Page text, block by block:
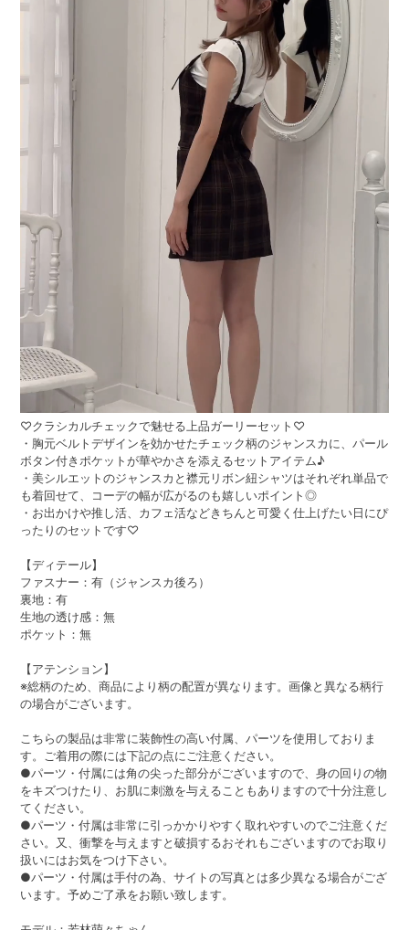
♡クラシカルチェックで魅せる上品ガーリーセット♡
・胸元ベルトデザインを効かせたチェック柄のジャンスカに、パール
ボタン付きポケットが華やかさを添えるセットアイテム♪
・美シルエットのジャンスカと襟元リボン紐シャツはそれぞれ単品で
も着回せて、コーデの幅が広がるのも嬉しいポイント◎
・お出かけや推し活、カフェ活などきちんと可愛く仕上げたい日にぴ
ったりのセットです♡
【ディテール】
ファスナー：有（ジャンスカ後ろ）
裏地：有
生地の透け感：無
ポケット：無
【アテンション】
※総柄のため、商品により柄の配置が異なります。画像と異なる柄行
の場合がございます。
こちらの製品は非常に装飾性の高い付属、パーツを使用しておりま
す。ご着用の際には下記の点にご注意ください。
●パーツ・付属には角の尖った部分がございますので、身の回りの物
をキズつけたり、お肌に刺激を与えることもありますので十分注意し
てください。
●パーツ・付属は非常に引っかかりやすく取れやすいのでご注意くだ
さい。又、衝撃を与えますと破損するおそれもございますのでお取り
扱いにはお気をつけ下さい。
●パーツ・付属は手付の為、サイトの写真とは多少異なる場合がござ
います。予めご了承をお願い致します。